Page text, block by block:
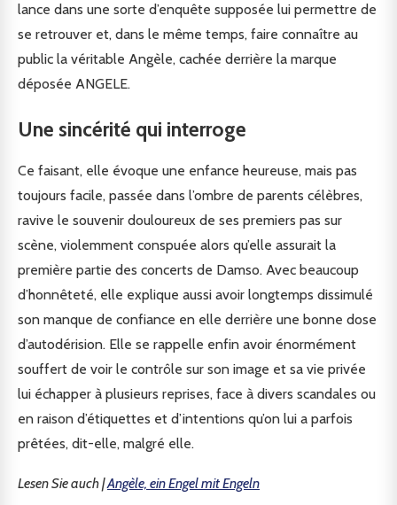
lance dans une sorte d’enquête supposée lui permettre de
se retrouver et, dans le même temps, faire connaître au
public la véritable Angèle, cachée derrière la marque
déposée ANGELE.
Une sincérité qui interroge
Ce faisant, elle évoque une enfance heureuse, mais pas
toujours facile, passée dans l’ombre de parents célèbres,
ravive le souvenir douloureux de ses premiers pas sur
scène, violemment conspuée alors qu’elle assurait la
première partie des concerts de Damso. Avec beaucoup
d’honnêteté, elle explique aussi avoir longtemps dissimulé
son manque de confiance en elle derrière une bonne dose
d’autodérision. Elle se rappelle enfin avoir énormément
souffert de voir le contrôle sur son image et sa vie privée
lui échapper à plusieurs reprises, face à divers scandales ou
en raison d’étiquettes et d’intentions qu’on lui a parfois
prêtées, dit-elle, malgré elle.
Lesen Sie auch |Angèle, ein Engel mit Engeln